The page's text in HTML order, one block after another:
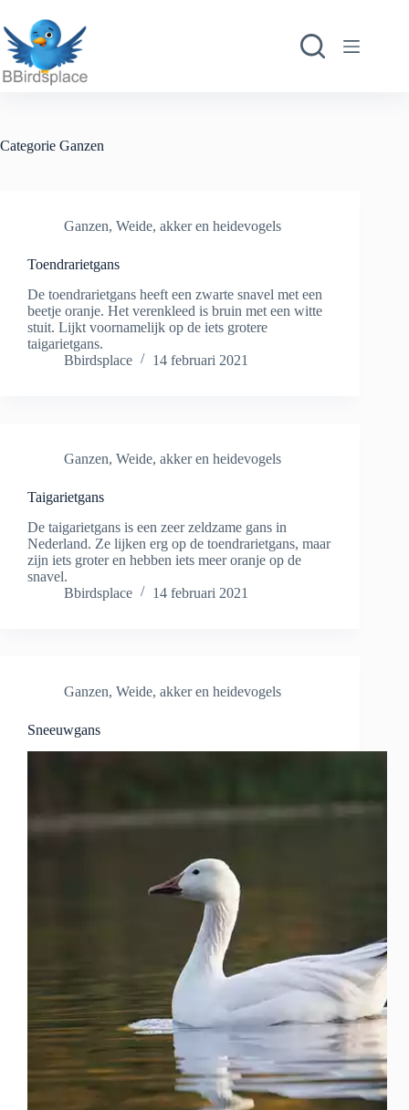
naar
de
inhoud
Categorie Ganzen
Ganzen, Weide, akker en heidevogels
Toendrarietgans
De toendrarietgans heeft een zwarte snavel met een
beetje oranje. Het verenkleed is bruin met een witte
stuit. Lijkt voornamelijk op de iets grotere
taigarietgans.
Bbirdsplace
14 februari 2021
Ganzen, Weide, akker en heidevogels
Taigarietgans
De taigarietgans is een zeer zeldzame gans in
Nederland. Ze lijken erg op de toendrarietgans, maar
zijn iets groter en hebben iets meer oranje op de
snavel.
Bbirdsplace
14 februari 2021
Ganzen, Weide, akker en heidevogels
Sneeuwgans